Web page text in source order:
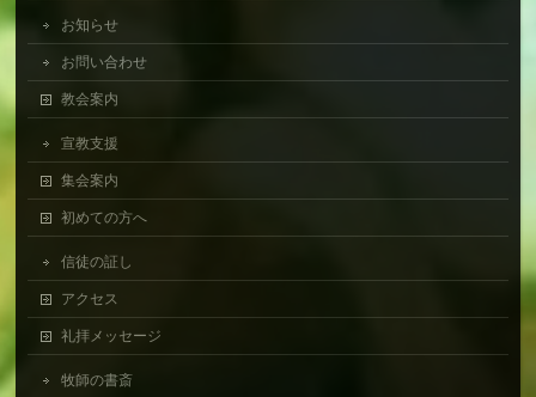
お知らせ
お問い合わせ
教会案内
宣教支援
集会案内
初めての方へ
信徒の証し
アクセス
礼拝メッセージ
牧師の書斎